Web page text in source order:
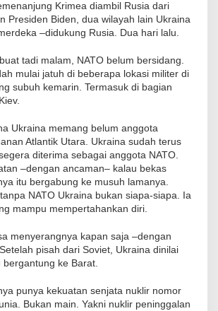
Krimea diambil Rusia dari
Presiden Biden, dua wilayah lain Ukraina
–didukung Rusia. Dua hari lalu.
tadi malam, NATO belum bersidang.
mulai jatuh di beberapa lokasi militer di
subuh kemarin. Termasuk di bagian
Ukraina memang belum anggota
Atlantik Utara. Ukraina sudah terus
diterima sebagai anggota NATO.
–dengan ancaman– kalau bekas
itu bergabung ke musuh lamanya.
NATO Ukraina bukan siapa-siapa. Ia
mampu mempertahankan diri.
menyerangnya kapan saja –dengan
pisah dari Soviet, Ukraina dinilai
ke Barat.
punya kekuatan senjata nuklir nomor
Bukan main. Yakni nuklir peninggalan